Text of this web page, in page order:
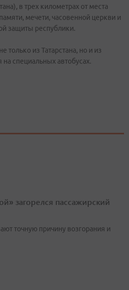
в трех километрах от места
мечети, часовенной церкви и
защиты республики.
только из Татарстана, но и из
специальных автобусах.
загорелся пассажирский
точную причину возгорания и